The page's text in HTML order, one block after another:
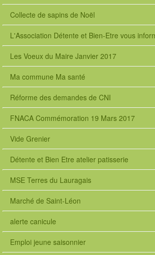
n
s
.
m
u
t
m
e
d
a
C
o
n
n
p
h
o
Collecte de sapins de Noël
L'Association Détente et Bien-Etre vous
Les Voeux du Maire Janvier 2017
Ma commune Ma santé
Réforme des demandes de CNI
FNACA Commémoration 19 Mars 2017
Vide Grenier
Détente et Bien Etre atelier patisserie
MSE Terres du Lauragais
Marché de Saint-Léon
alerte canicule
Emploi jeune saisonnier